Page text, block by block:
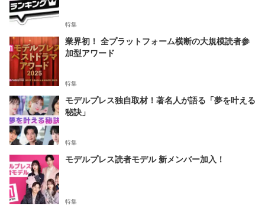
特集
業界初！ 全プラットフォーム横断の大規模読者参
加型アワード
特集
モデルプレス独自取材！著名人が語る「夢を叶える
秘訣」
特集
モデルプレス読者モデル 新メンバー加入！
特集